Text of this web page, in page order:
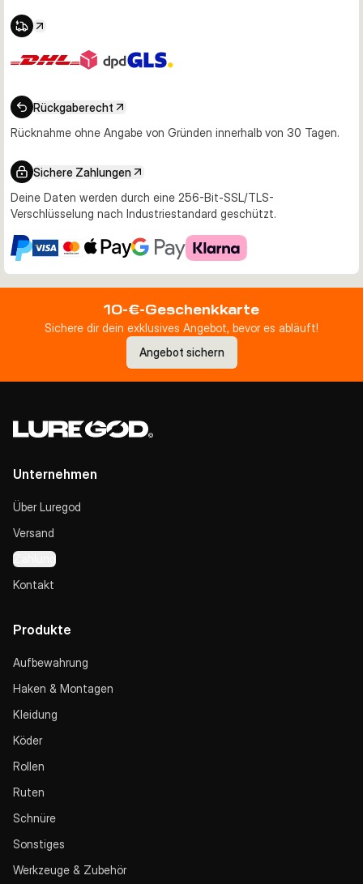
Rückgaberecht
Rücknahme ohne Angabe von Gründen innerhalb von 30 Tagen.
Sichere Zahlungen
Deine Daten werden durch eine 256-Bit-SSL/TLS-
Verschlüsselung nach Industriestandard geschützt.
10-€-Geschenkkarte
Sichere dir dein exklusives Angebot, bevor es abläuft!
Angebot sichern
Unternehmen
Über Luregod
Versand
Zahlung
Kontakt
Produkte
Aufbewahrung
Haken & Montagen
Kleidung
Köder
Rollen
Ruten
Schnüre
Sonstiges
Werkzeuge & Zubehör